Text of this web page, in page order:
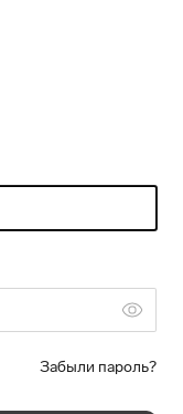
Забыли пароль?